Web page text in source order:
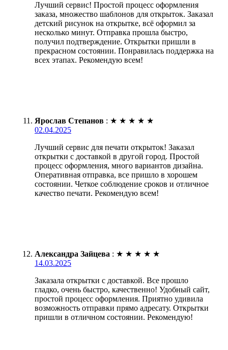
Лучший сервис! Простой процесс оформления
заказа, множество шаблонов для открыток. Заказал
детский рисунок на открытке, всё оформил за
несколько минут. Отправка прошла быстро,
получил подтверждение. Открытки пришли в
прекрасном состоянии. Понравилась поддержка на
всех этапах. Рекомендую всем!
Ярослав Степанов : ★ ★ ★ ★ ★
02.04.2025
Лучший сервис для печати открыток! Заказал
открытки с доставкой в другой город. Простой
процесс оформления, много вариантов дизайна.
Оперативная отправка, все пришло в хорошем
состоянии. Четкое соблюдение сроков и отличное
качество печати. Рекомендую всем!
Александра Зайцева : ★ ★ ★ ★ ★
14.03.2025
Заказала открытки с доставкой. Все прошло
гладко, очень быстро, качественно! Удобный сайт,
простой процесс оформления. Приятно удивила
возможность отправки прямо адресату. Открытки
пришли в отличном состоянии. Рекомендую!